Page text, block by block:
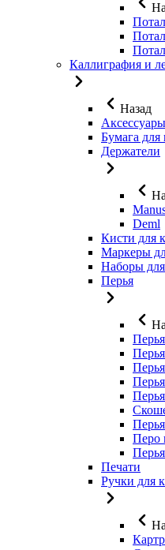
Каллиграфия и
Назад
Бумага для
Держатели
Deml
Кисти для
Маркеры
Наборы
Перья
Перо
Печати
Ручки для